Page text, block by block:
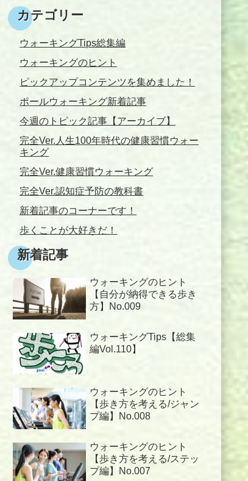
カテゴリー
ウォーキングTips総集編
ウォーキングのヒント
ピックアップコンテンツを集めました！
ポールウォーキング新着記事
今週のトピック記事【アーカイブ】
完全Ver.人生100年時代の健康習慣ウォー
キング
完全Ver.健康習慣ウォーキング
完全Ver.認知症予防の教科書
新着記事のコーナーです！
歩くことが大好きだ！
新着記事
ウォーキングのヒント
【自分が納得できる歩き
方】No.009
ウォーキングTips【総集
編Vol.110】
ウォーキングのヒント
【歩き方を考える/ジャン
プ編】No.008
ウォーキングのヒント
【歩き方を考える/ステッ
プ編】No.007